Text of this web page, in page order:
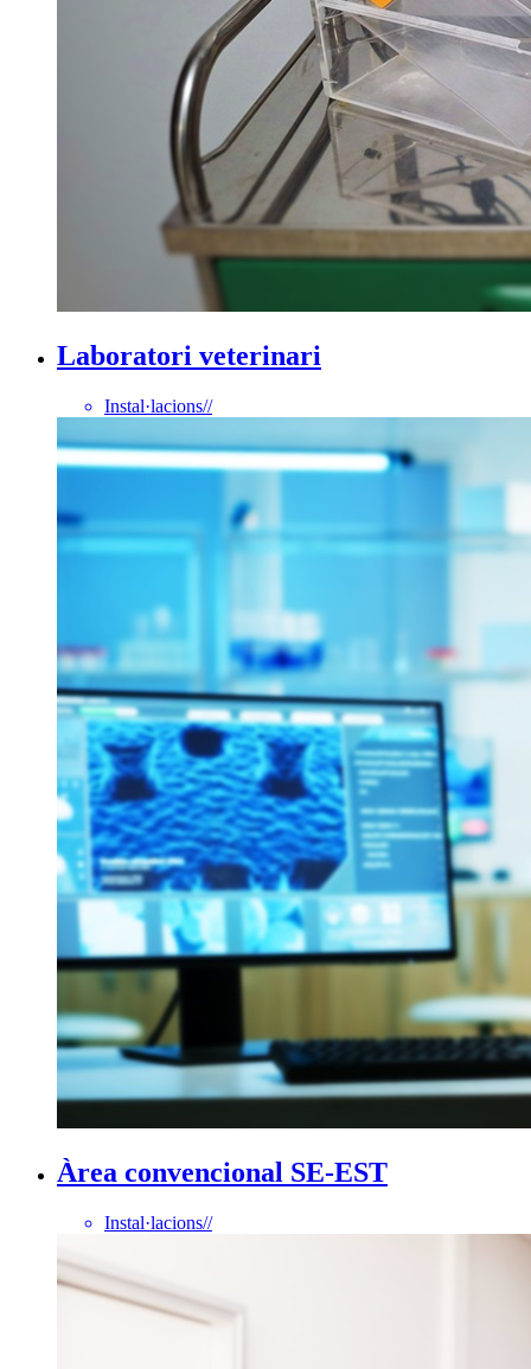
Laboratori veterinari
Instal·lacions//
Àrea convencional SE-EST
Instal·lacions//